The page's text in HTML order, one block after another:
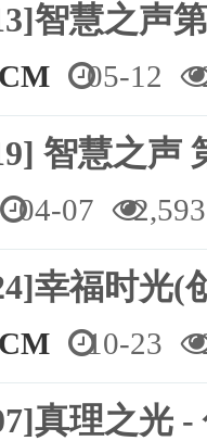
智慧之
05-12
智慧之声
04-07 2,593
幸福时光(
10-23
真理之光 -